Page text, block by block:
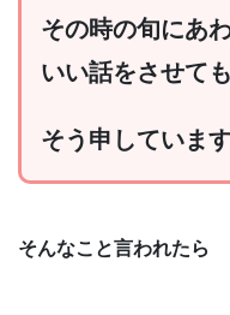
その時の旬にあ
いい話をさせて
そう申しています
そんなこと言われたら